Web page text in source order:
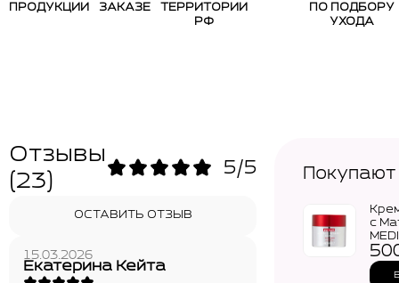
ПРОДУКЦИИ
ЗАКАЗЕ
ТЕРРИТОРИИ
РФ
ПО ПОДБОРУ
УХОДА
Отзывы
(23)
5/5
ОСТАВИТЬ ОТЗЫВ
15.03.2026
Екатерина Кейта
с
and
Tox